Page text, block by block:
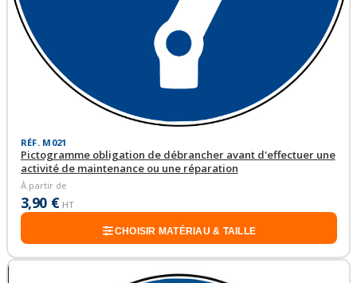
RÉF. M021
Pictogramme obligation de débrancher avant d'effectuer une
activité de maintenance ou une réparation
À partir de
3,90 € HT
CHOISIR MATÉRIAU & TAILLE